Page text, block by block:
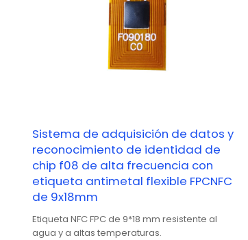
Sistema de adquisición de datos y
reconocimiento de identidad de
chip f08 de alta frecuencia con
etiqueta antimetal flexible FPCNFC
de 9x18mm
Etiqueta NFC FPC de 9*18 mm resistente al
agua y a altas temperaturas.